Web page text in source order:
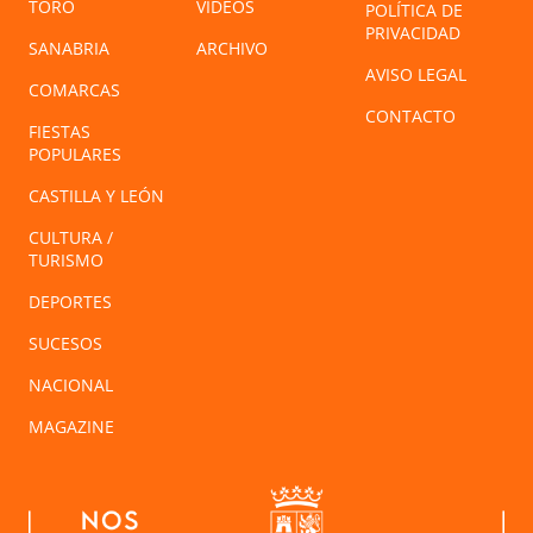
TORO
SANABRIA
COMARCAS
FIESTAS
POPULARES
CASTILLA Y LEÓN
CULTURA /
TURISMO
DEPORTES
SUCESOS
NACIONAL
MAGAZINE
VÍDEOS
ARCHIVO
POLÍTICA DE
PRIVACIDAD
AVISO LEGAL
CONTACTO